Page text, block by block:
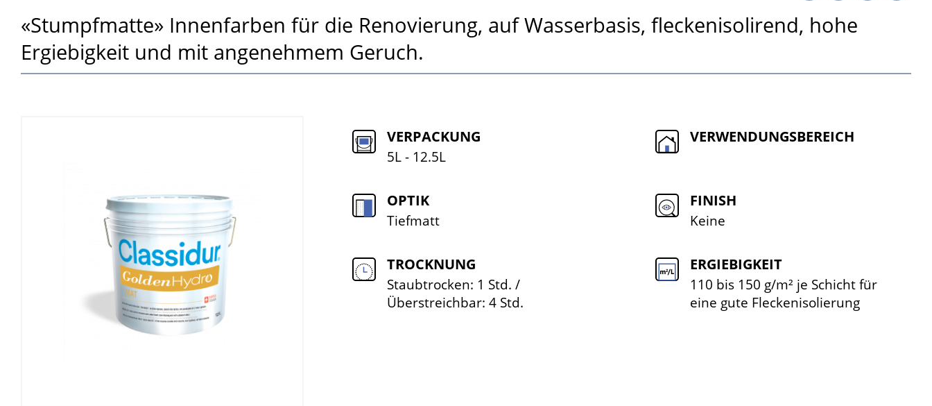
«Stumpfmatte» Innenfarben für die Renovierung, auf Wasserbasis, fleckenisolirend, hohe
Ergiebigkeit und mit angenehmem Geruch.
VERPACKUNG
5L - 12.5L
VERWENDUNGSBEREICH
OPTIK
Tiefmatt
FINISH
Keine
TROCKNUNG
Staubtrocken: 1 Std. /
Überstreichbar: 4 Std.
ERGIEBIGKEIT
110 bis 150 g/m² je Schicht für
eine gute Fleckenisolierung